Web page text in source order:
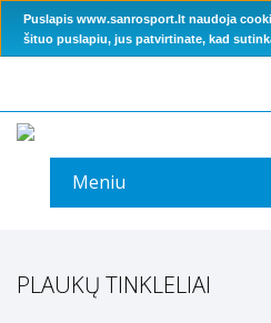
Puslapis www.sanrosport.lt naudoja
šituo puslapiu, jus patvirtinate, kad
Meniu
PLAUKŲ TINKLELIAI